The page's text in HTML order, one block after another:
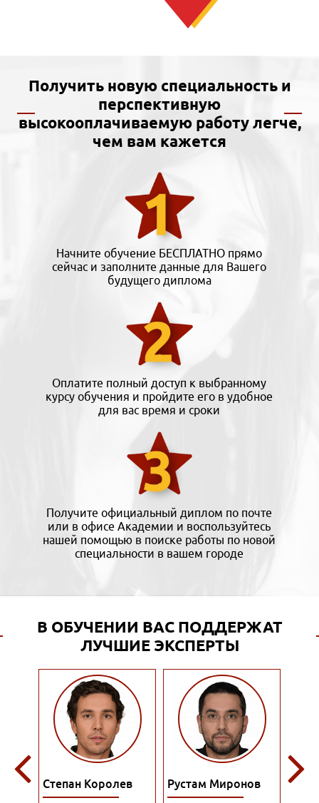
Получить новую специальность и
перспективную
высокооплачиваемую работу легче,
чем вам кажется
Начните обучение БЕСПЛАТНО прямо
сейчас и заполните данные для Вашего
будущего диплома
Оплатите полный доступ к выбранному
курсу обучения и пройдите его в удобное
для вас время и сроки
Получите официальный диплом по почте
или в офисе Академии и воспользуйтесь
нашей помощью в поиске работы по новой
специальности в вашем городе
В ОБУЧЕНИИ ВАС ПОДДЕРЖАТ
ЛУЧШИЕ ЭКСПЕРТЫ
Степан Королев Рустам Миронов